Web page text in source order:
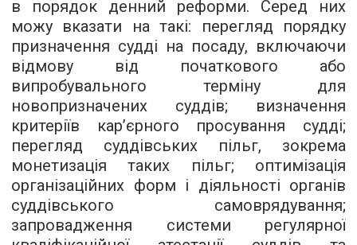
в порядок денний реформи. Серед них
можу вказати на такі: перегляд порядку
призначення судді на посаду, включаючи
відмову від початкового або
випробувального терміну для
новопризначених суддів; визначення
критеріїв кар’єрного просування судді;
перегляд суддівських пільг, зокрема
монетизація таких пільг; оптимізація
організаційних форм і діяльності органів
суддівського самоврядування;
запровадження системи регулярної